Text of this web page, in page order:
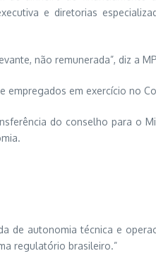
e diretorias
não remunerada”, diz a
em exercício no
do conselho para o
de autonomia técnica e
regulatório brasileiro.”